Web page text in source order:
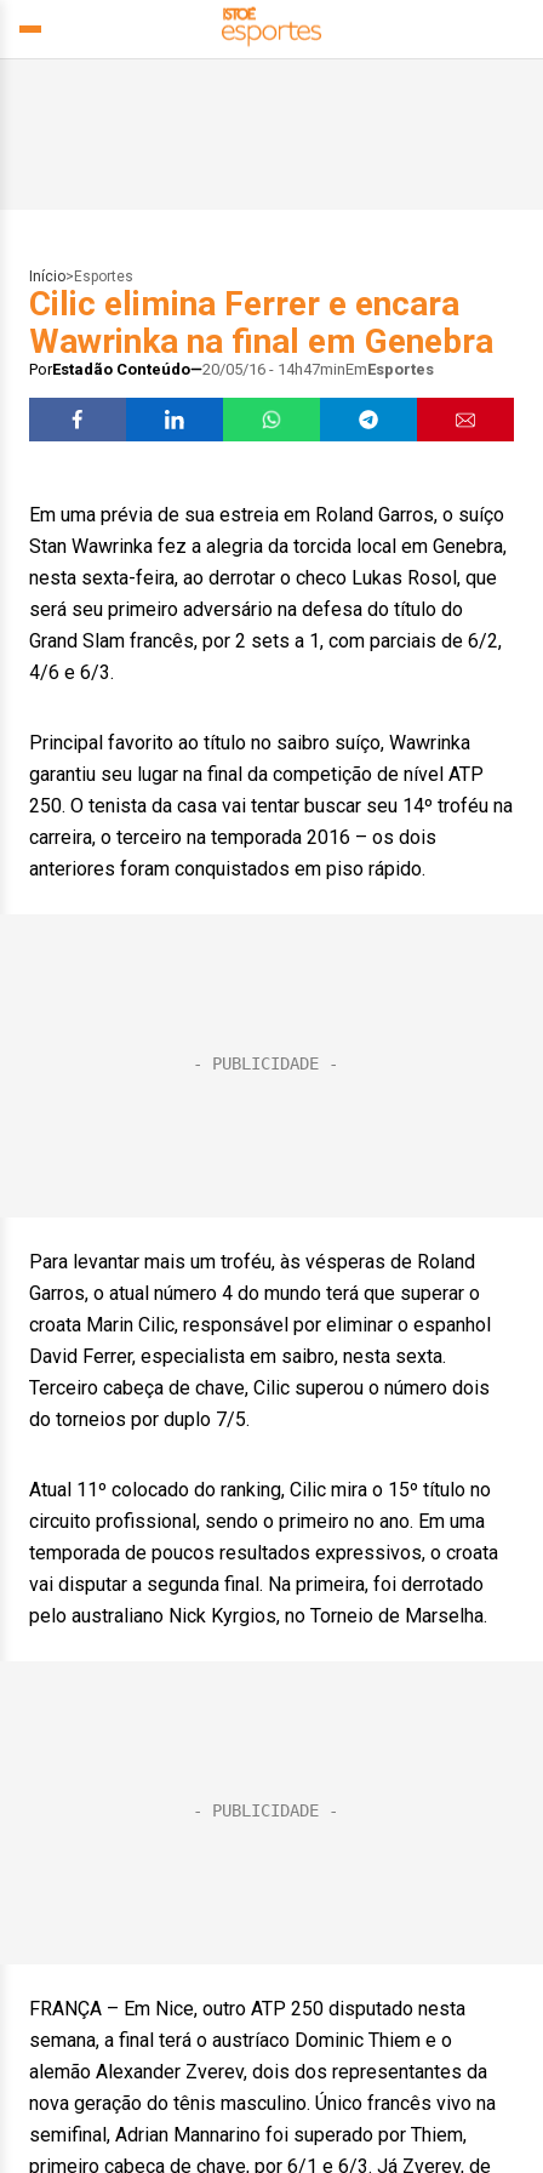
Início> Esportes
Cilic elimina Ferrer e encara
Wawrinka na final em Genebra
PorEstadão Conteúdo 20/05/16 - 14h47minEmEsportes
Em uma prévia de sua estreia em Roland Garros, o suíço
Stan Wawrinka fez a alegria da torcida local em Genebra,
nesta sexta-feira, ao derrotar o checo Lukas Rosol, que
será seu primeiro adversário na defesa do título do
Grand Slam francês, por 2 sets a 1, com parciais de 6/2,
4/6 e 6/3.
Principal favorito ao título no saibro suíço, Wawrinka
garantiu seu lugar na final da competição de nível ATP
250. O tenista da casa vai tentar buscar seu 14º troféu na
carreira, o terceiro na temporada 2016 – os dois
anteriores foram conquistados em piso rápido.
Para levantar mais um troféu, às vésperas de Roland
Garros, o atual número 4 do mundo terá que superar o
croata Marin Cilic, responsável por eliminar o espanhol
David Ferrer, especialista em saibro, nesta sexta.
Terceiro cabeça de chave, Cilic superou o número dois
do torneios por duplo 7/5.
Atual 11º colocado do ranking, Cilic mira o 15º título no
circuito profissional, sendo o primeiro no ano. Em uma
temporada de poucos resultados expressivos, o croata
vai disputar a segunda final. Na primeira, foi derrotado
pelo australiano Nick Kyrgios, no Torneio de Marselha.
FRANÇA – Em Nice, outro ATP 250 disputado nesta
semana, a final terá o austríaco Dominic Thiem e o
alemão Alexander Zverev, dois dos representantes da
nova geração do tênis masculino. Único francês vivo na
semifinal, Adrian Mannarino foi superado por Thiem,
primeiro cabeça de chave, por 6/1 e 6/3. Já Zverev, de